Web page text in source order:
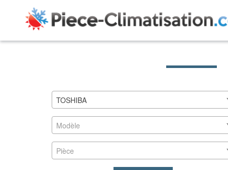
TOSHIBA
Modèle
Pièce